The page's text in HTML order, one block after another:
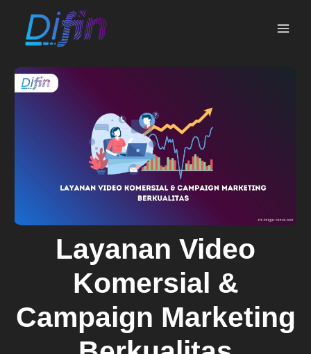
content
Layanan Video
Komersial &
Campaign Marketing